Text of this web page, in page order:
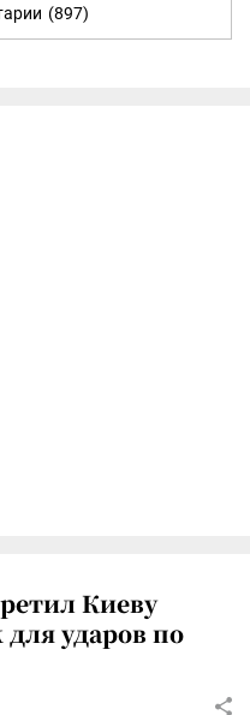
(897)
Киеву
ударов по